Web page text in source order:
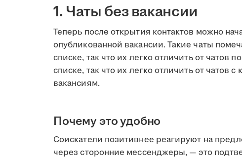
1. Чаты без вакансии
Теперь после открытия контактов можно
опубликованной вакансии. Такие чаты
списке, так что их легко отличить от
списке, так что их легко отличить от чатов
вакансиям.
Почему это удобно
Соискатели позитивнее реагируют на
через сторонние мессенджеры, — это